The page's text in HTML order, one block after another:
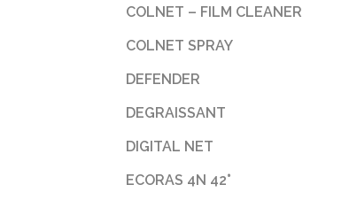
COLNET – FILM CLEANER
COLNET SPRAY
DEFENDER
DEGRAISSANT
DIGITAL NET
ECORAS 4N 42°